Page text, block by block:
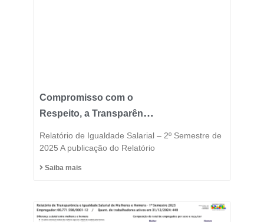
Compromisso com o
Respeito, a Transparência
DNA do Grupo Fast
Relatório de Igualdade Salarial – 2º Semestre de
2025 A publicação do Relatório
Saiba mais